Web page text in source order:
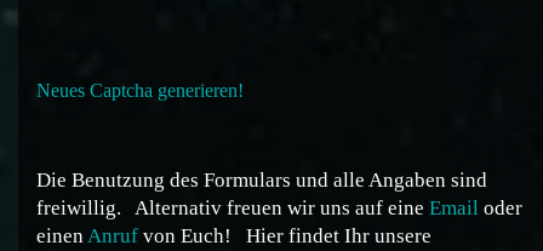
Neues Captcha generieren!
Die Benutzung des Formulars und alle Angaben sind
freiwillig.
Alternativ freuen wir uns auf eine Email oder
einenAnruf von Euch!
Hier findet Ihr unsere